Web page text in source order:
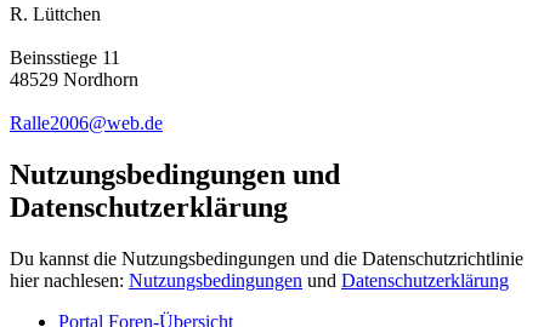
R. Lüttchen
Beinsstiege 11
48529 Nordhorn
Ralle2006@web.de
Nutzungsbedingungen und
Datenschutzerklärung
Du kannst die Nutzungsbedingungen und die Datenschutzrichtlinie
hier nachlesen: Nutzungsbedingungen und Datenschutzerklärung
Portal Foren-Übersicht